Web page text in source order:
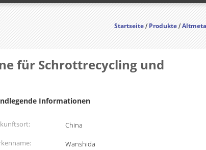
Startseite /Produkte/
für Schrottrecycling und
Informationen
China
Wanshida